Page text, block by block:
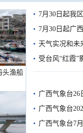
头渔船
7月30日起我
7月30日起广
天气实况和未
受台风“红霞”
有较强降雨
广西气象台26
广西气象台
预警
广西气象台7